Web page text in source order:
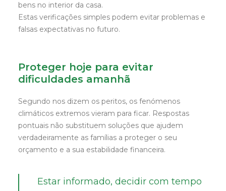
bens no interior da casa.
Estas verificações simples podem evitar problemas e
falsas expectativas no futuro.
Proteger hoje para evitar
dificuldades amanhã
Segundo nos dizem os peritos, os fenómenos
climáticos extremos vieram para ficar. Respostas
pontuais não substituem soluções que ajudem
verdadeiramente as famílias a proteger o seu
orçamento e a sua estabilidade financeira.
Estar informado, decidir com tempo